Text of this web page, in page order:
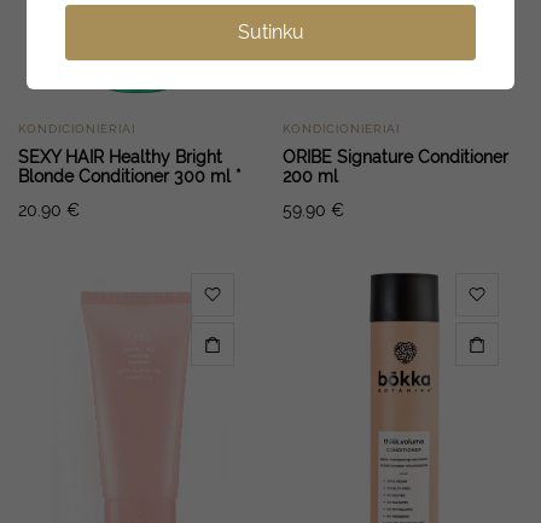
KONDICIONIERIAI
SEXY HAIR Healthy Bright
Blonde Conditioner 300 ml *
20.90 €
KONDICIONIERIAI
ORIBE Signature Conditioner
200 ml
59.90 €
Sutinku